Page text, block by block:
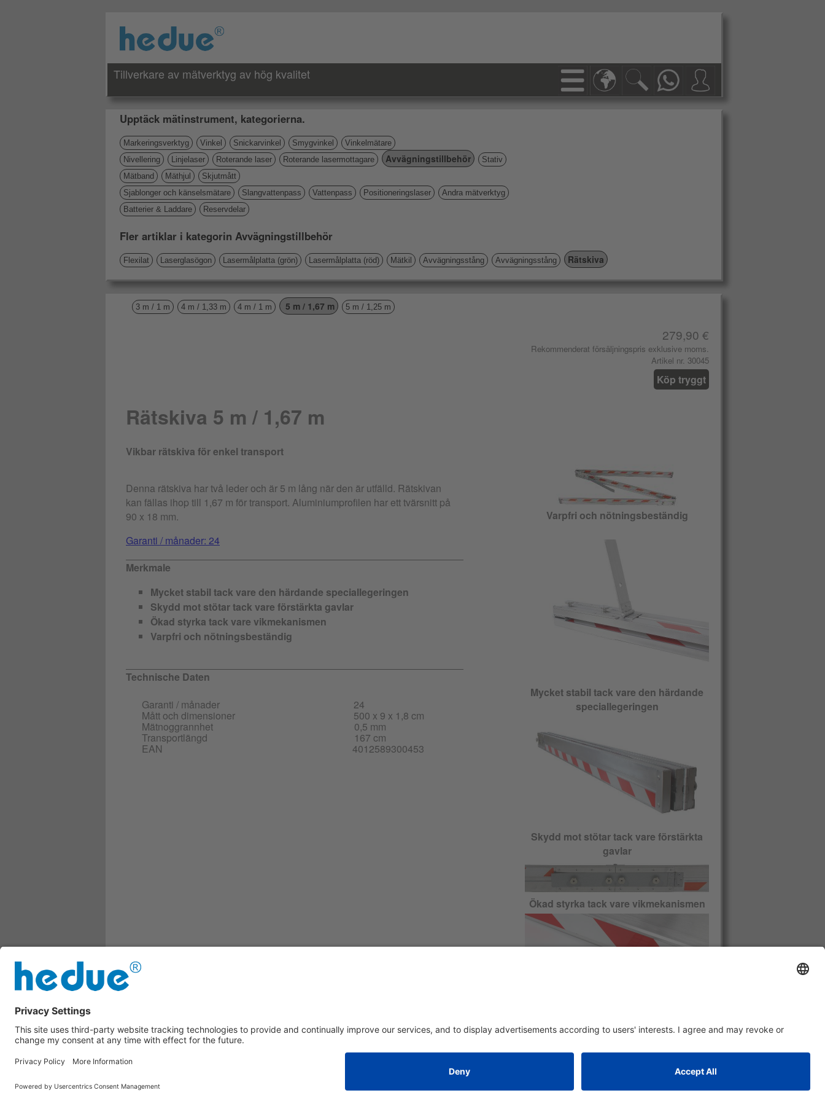
Tillverkare av mätverktyg av hög kvalitet
Upptäck mätinstrument, kategorierna.
Markeringsverktyg Vinkel Snickarvinkel Smygvinkel
Vinkelmätare
Nivellering
Linjelaser Roterande laser Roterande lasermottagare Avvägningstillbehör
Stativ
Mätband
Mäthjul
Skjutmått
Sjablonger och känselsmätare
Slangvattenpass Vattenpass Positioneringslaser
Andra mätverktyg
Batterier & Laddare
Reservdelar
Fler artiklar i kategorin Avvägningstillbehör
Flexilat Laserglasögon Lasermålplatta (grön) Lasermålplatta (röd) Mätkil Avvägningsstång Avvägningsstång Rätskiva
3 m / 1 m 4 m / 1,33 m 4 m / 1 m 5 m / 1,67 m 5 m / 1,25 m
279,90 €
Rekommenderat försäljningspris exklusive moms.
Artikel nr. 30045
Köp tryggt
Rätskiva 5 m / 1,67 m
Vikbar rätskiva för enkel transport
Denna rätskiva har två leder och är 5 m lång när den är utfälld. Rätskivan
kan fällas ihop till 1,67 m för transport. Aluminiumprofilen har ett tvärsnitt på
90 x 18 mm.
Garanti / månader: 24
Merkmale
Mycket stabil tack vare den härdande speciallegeringen
Skydd mot stötar tack vare förstärkta gavlar
Ökad styrka tack vare vikmekanismen
Varpfri och nötningsbeständig
Technische Daten
Garanti / månader
24
Mått och dimensioner 500 x 9 x 1,8 cm
Mätnoggrannhet 0,5 mm
Transportlängd 167 cm
EAN 4012589300453
Varpfri och nötningsbeständig
Mycket stabil tack vare den härdande
speciallegeringen
Skydd mot stötar tack vare förstärkta
gavlar
Ökad styrka tack vare vikmekanismen
Integritetspolicy